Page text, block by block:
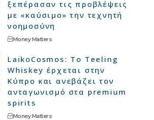
ξεπέρασαν τις προβλέψεις
με «καύσιμο» την τεχνητή
νοημοσύνη
Money Matters
LaikoCosmos: Το Teeling
Whiskey έρχεται στην
Κύπρο και ανεβάζει τον
ανταγωνισμό στα premium
spirits
Money Matters